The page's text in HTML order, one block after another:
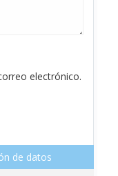
electrónico.
de datos